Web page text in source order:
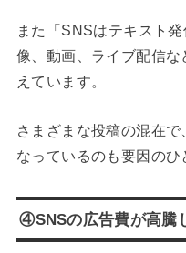
また「SNSはテキスト
像、動画、ライブ配信
えています。
さまざまな投稿の混在で
なっているのも要因のひ
④SNSの広告費が高騰